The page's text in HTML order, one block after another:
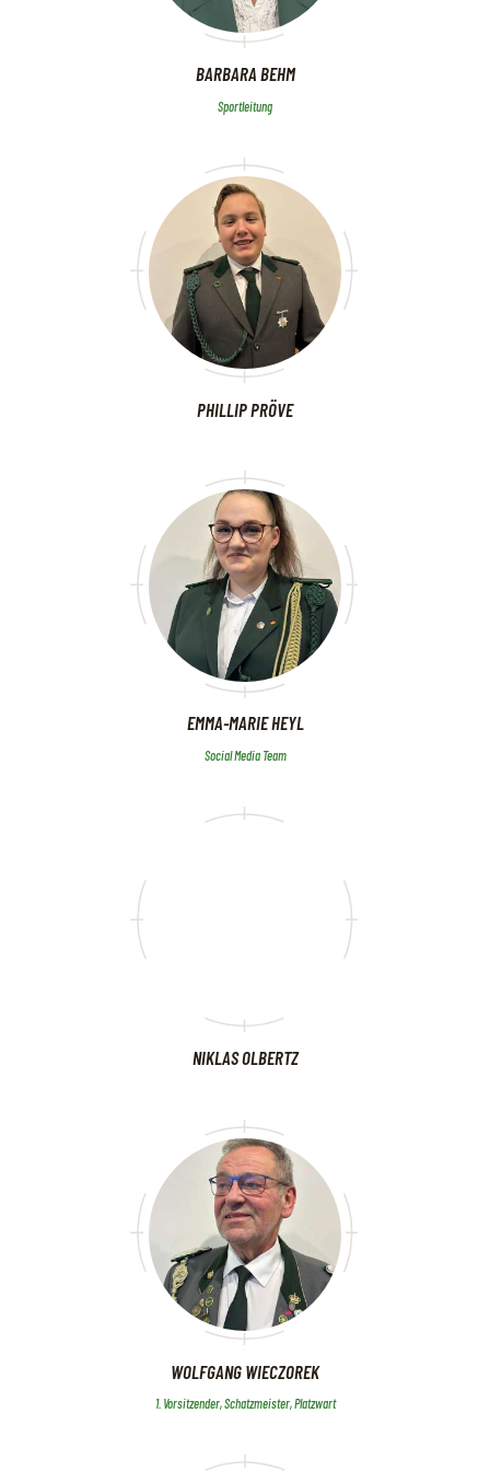
BARBARA BEHM
Sportleitung
PHILLIP PRÖVE
EMMA-MARIE HEYL
Social Media Team
NIKLAS OLBERTZ
WOLFGANG WIECZOREK
1. Vorsitzender, Schatzmeister, Platzwart